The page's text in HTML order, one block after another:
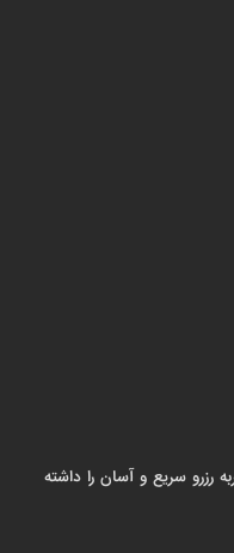
رزرو سریع و آسان را داشته